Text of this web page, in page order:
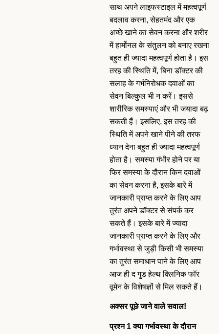
साथ अपने लाइफस्टाइल में महत्वपूर्ण
बदलाव करना, सेहतमंद और एक
अच्छे खाने का सेवन करना और शरीर
में हार्मोनल के संतुलन को बनाए रखना
बहुत ही ज्यादा महत्वपूर्ण होता है। इस
तरह की स्थिति में, बिना डॉक्टर की
सलाह के गर्भनिरोधक दवाओं का
सेवन बिल्कुल भी न करें। इससे
शारीरिक समस्याएं और भी जयादा बढ़
सकती हैं। इसलिए, इस तरह की
स्थिति में अपने खाने पीने की तरफ
ध्यान देना बहुत ही ज्यादा महत्वपूर्ण
होता है। समस्या गंभीर होने पर या
फिर समस्या के दौरान किन दवाओं
का सेवन करना है, इसके बारे में
जानकारी प्राप्त करने के लिए आप
तुरंत अपने डॉक्टर से संपर्क कर
सकते हैं। इसके बारे में ज्यादा
जानकारी प्राप्त करने के लिए और
गर्भावस्था से जुड़ी किसी भी समस्या
का तुरंत समाधान पाने के लिए आप
आज ही द गुड हेल्थ क्लिनिक फॉर
वूमेन के विशेषज्ञों से मिल सकते हैं।
अक्सर पूछे जाने वाले सवाल!
प्रश्न 1 क्या गर्भावस्था के दौरान